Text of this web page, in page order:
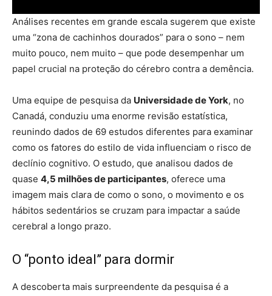
Análises recentes em grande escala sugerem que existe
uma “zona de cachinhos dourados” para o sono – nem
muito pouco, nem muito – que pode desempenhar um
papel crucial na proteção do cérebro contra a demência.
Uma equipe de pesquisa da Universidade de York, no
Canadá, conduziu uma enorme revisão estatística,
reunindo dados de 69 estudos diferentes para examinar
como os fatores do estilo de vida influenciam o risco de
declínio cognitivo. O estudo, que analisou dados de
quase 4,5 milhões de participantes, oferece uma
imagem mais clara de como o sono, o movimento e os
hábitos sedentários se cruzam para impactar a saúde
cerebral a longo prazo.
O “ponto ideal” para dormir
A descoberta mais surpreendente da pesquisa é a